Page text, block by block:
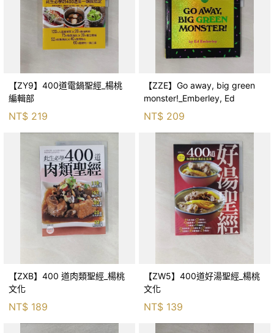
【ZY9】400道電鍋聖經_楊桃
編輯部
NT$ 219
【ZZE】Go away, big green
monster!_Emberley, Ed
NT$ 209
【ZXB】400 道肉類聖經_楊桃
文化
NT$ 189
【ZW5】400道好湯聖經_楊桃
文化
NT$ 139